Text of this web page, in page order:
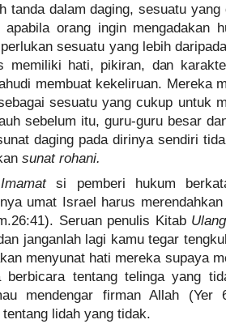
tanda dalam daging, sesuatu
apabila orang ingin mengadakan
sesuatu yang lebih
memiliki hati, pikiran, dan
membuat kekeliruan. Mereka
sesuatu yang cukup untuk
sebelum itu, guru-guru besar
daging pada dirinya sendiri
sunat rohani.
Imamatsi pemberi hukum
umat Israel harus
Seruan penulis Kitab
janganlah lagi kamu tegar
menyunat hati mereka supaya
berbicara tentang telinga yang
mendengar firman Allah
lidah yang tidak.